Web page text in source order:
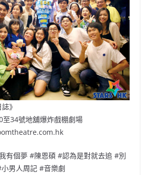
》
34號地舖爆炸戲棚劇場
有個夢 #陳恩碩 #認為是對就去追 #別
男人周記 #音樂劇